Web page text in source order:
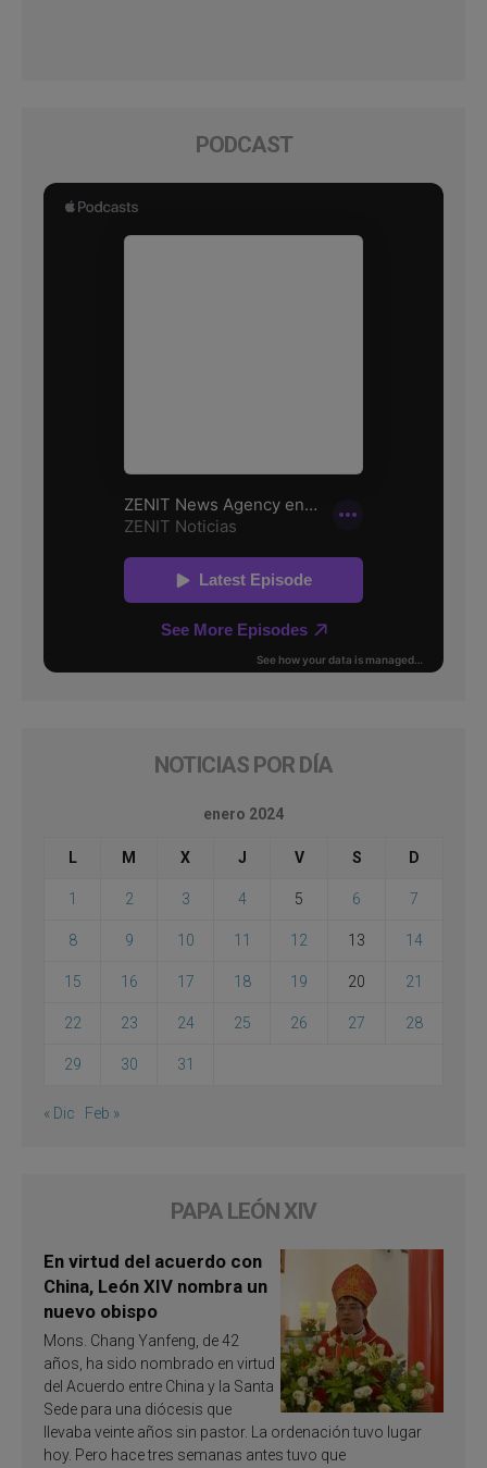
PODCAST
NOTICIAS POR DÍA
enero 2024
L M X J V S D
1 2 3 4 5 6 7
8 9 10 11 12 13 14
15 16 17 18 19 20 21
22 23 24 25 26 27 28
29 30 31
« Dic Feb »
PAPA LEÓN XIV
En virtud del acuerdo con
China, León XIV nombra un
nuevo obispo
Mons. Chang Yanfeng, de 42
años, ha sido nombrado en virtud
del Acuerdo entre China y la Santa
Sede para una diócesis que
llevaba veinte años sin pastor. La ordenación tuvo lugar
hoy. Pero hace tres semanas antes tuvo que